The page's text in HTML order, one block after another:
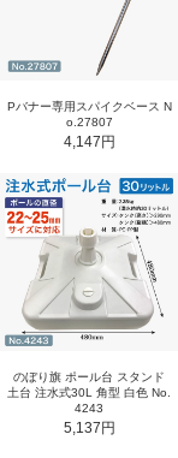
Pバナー専用スパイクベース N
o.27807
4,147円
のぼり旗 ポール台 スタンド
土台 注水式30L 角型 白色 No.
4243
5,137円